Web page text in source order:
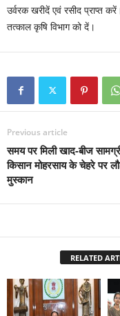
उर्वरक खरीदें एवं रसीद प्राप्त
तत्काल कृषि विभाग को दें।
Previous article
समय पर मिली खाद-बीज
किसान मोहरसाय के चेहरे पर
मुस्कान
RELATED